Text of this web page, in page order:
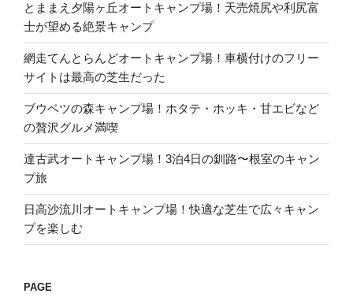
とままえ夕陽ヶ丘オートキャンプ場！天売焼尻や利尻富
士が望める絶景キャンプ
網走てんとらんどオートキャンプ場！車横付けのフリー
サイトは最高の芝生だった
ブウベツの森キャンプ場！ホタテ・ホッキ・甘エビなど
の贅沢グルメ満喫
達古武オートキャンプ場！3泊4日の釧路〜根室のキャン
プ旅
日高沙流川オートキャンプ場！快適な芝生で広々キャン
プを楽しむ
PAGE